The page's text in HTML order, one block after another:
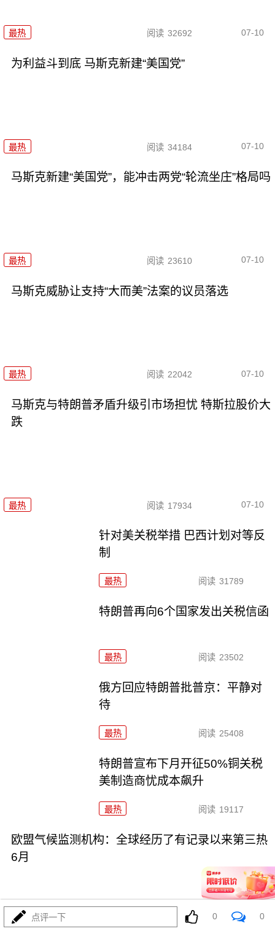
最热 阅读 32692 07-10
为利益斗到底 马斯克新建“美国党”
最热 阅读 34184 07-10
马斯克新建“美国党”，能冲击两党“轮流坐庄”格局吗
最热 阅读 23610 07-10
马斯克威胁让支持“大而美”法案的议员落选
最热 阅读 22042 07-10
马斯克与特朗普矛盾升级引市场担忧 特斯拉股价大
跌
最热 阅读 17934 07-10
针对美关税举措 巴西计划对等反
制
最热 阅读 31789
特朗普再向6个国家发出关税信函
最热 阅读 23502
俄方回应特朗普批普京：平静对
待
最热 阅读 25408
特朗普宣布下月开征50%铜关税
美制造商忧成本飙升
最热 阅读 19117
欧盟气候监测机构：全球经历了有记录以来第三热
6月
点评一下 0 0